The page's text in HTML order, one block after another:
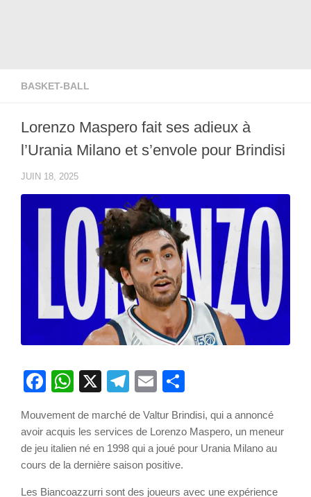
BASKET-BALL
Lorenzo Maspero fait ses adieux à
l’Urania Milano et s’envole pour Brindisi
JUIN 18, 2025
Facebook
WhatsApp
X Telegram
Email
Mouvement de marché de Valtur Brindisi, qui a annoncé
avoir acquis les services de Lorenzo Maspero, un meneur
de jeu italien né en 1998 qui a joué pour Urania Milano au
cours de la dernière saison positive.
Les Biancoazzurri sont des joueurs avec une expérience